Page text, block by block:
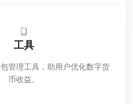
工具
管理工具，助用户优化数字货
币收益。